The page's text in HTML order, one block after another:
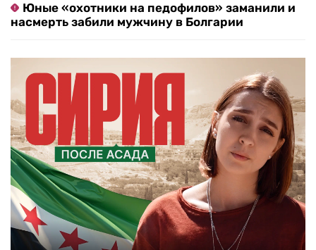
Юные «охотники на педофилов» заманили и
насмерть забили мужчину в Болгарии